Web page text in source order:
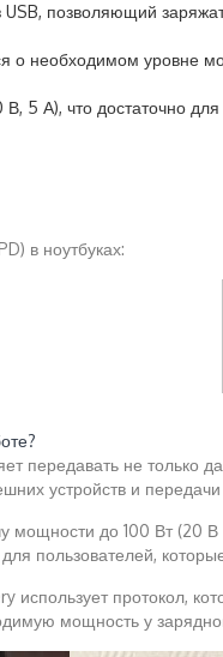
позволяющий
о необходимом уровне
5 А), что достаточно для
в ноутбуках:
передавать не только
устройств и
мощности до 100 Вт (20 В
пользователей,
использует протокол,
мощность у